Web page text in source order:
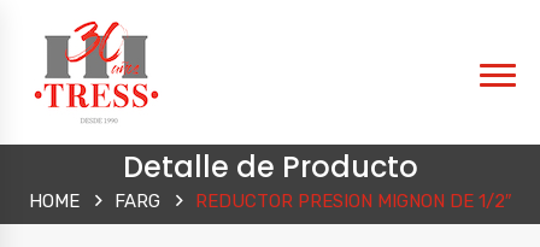
Detalle de Producto
HOME FARG REDUCTOR PRESION MIGNON DE 1/2″